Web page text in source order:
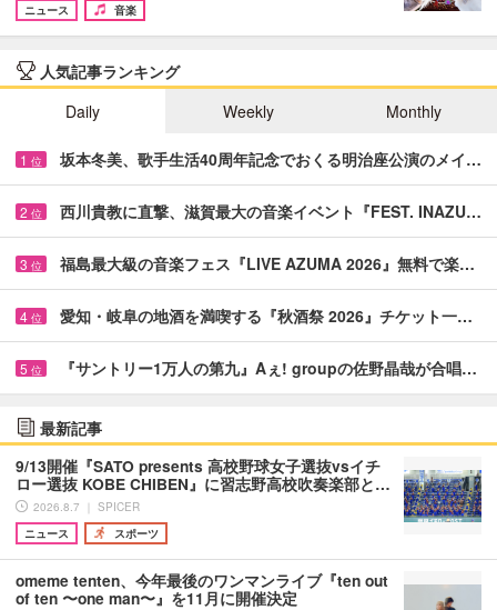
ニュース
音楽
人気記事ランキング
Daily
Weekly Monthly
1 位 坂本冬美、歌手生活40周年記念でおくる明治座公演のメイ…
2 位 西川貴教に直撃、滋賀最大の音楽イベント『FEST. INAZU…
3 位 福島最大級の音楽フェス『LIVE AZUMA 2026』無料で楽…
4 位 愛知・岐阜の地酒を満喫する『秋酒祭 2026』チケット一…
5 位 『サントリー1万人の第九』Aぇ! groupの佐野晶哉が合唱…
最新記事
9/13開催『SATO presents 高校野球女子選抜vsイチ
ロー選抜 KOBE CHIBEN』に習志野高校吹奏楽部と…
2026.8.7 ｜ SPICER
ニュース
スポーツ
omeme tenten、今年最後のワンマンライブ『ten out
of ten 〜one man〜』を11月に開催決定